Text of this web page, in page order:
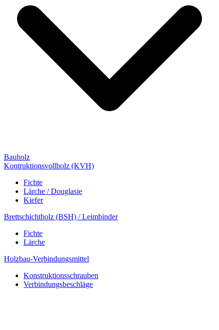
Bauholz
Kontruktionsvollholz (KVH)
Fichte
Lärche / Douglasie
Kiefer
Brettschichtholz (BSH) / Leimbinder
Fichte
Lärche
Holzbau-Verbindungsmittel
Konstruktionsschrauben
Verbindungsbeschläge